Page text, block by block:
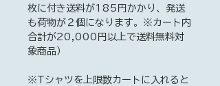
枚に付き送料が185円かかり、発送
も荷物が２個になります。※カート内
合計が20,000円以上で送料無料対
象商品）
※Tシャツを上限数カートに入れると